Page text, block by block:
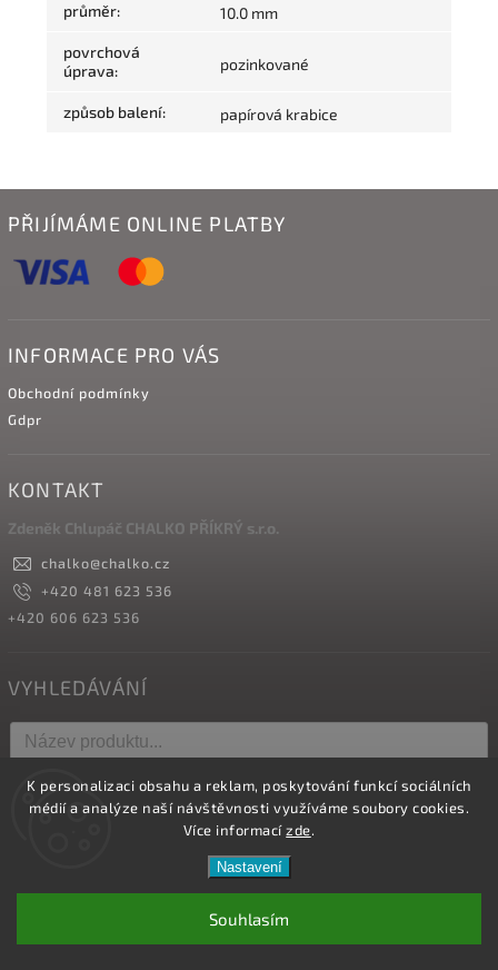
K personalizaci obsahu a reklam, poskytování funkcí sociálních
médií a analýze naší návštěvnosti využíváme soubory cookies.
Více informacízde.
Nastavení
Souhlasím
průměr: 10.0 mm
povrchová
úprava: pozinkované
způsob balení: papírová krabice
PŘIJÍMÁME ONLINE PLATBY
INFORMACE PRO VÁS
Obchodní podmínky
Gdpr
KONTAKT
Zdeněk Chlupáč CHALKO PŘÍKRÝ s.r.o.
chalko@chalko.cz
+420 481 623 536
+420 606 623 536
VYHLEDÁVÁNÍ
Hledat
Vyrábíme hřebíky. Všechna práva vyhrazena.